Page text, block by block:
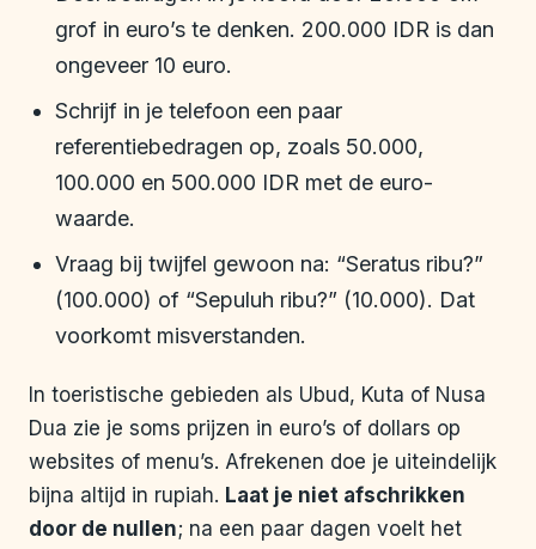
grof in euro’s te denken. 200.000 IDR is dan
ongeveer 10 euro.
Schrijf in je telefoon een paar
referentiebedragen op, zoals 50.000,
100.000 en 500.000 IDR met de euro-
waarde.
Vraag bij twijfel gewoon na: “Seratus ribu?”
(100.000) of “Sepuluh ribu?” (10.000). Dat
voorkomt misverstanden.
In toeristische gebieden als Ubud, Kuta of Nusa
Dua zie je soms prijzen in euro’s of dollars op
websites of menu’s. Afrekenen doe je uiteindelijk
bijna altijd in rupiah. Laat je niet afschrikken
door de nullen; na een paar dagen voelt het